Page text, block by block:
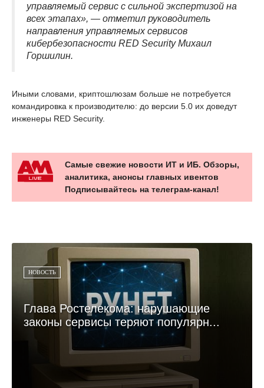
управляемый сервис с сильной экспертизой на
всех этапах», — отметил руководитель
направления управляемых сервисов
кибербезопасности RED Security Михаил
Горшилин.
Иными словами, криптошлюзам больше не потребуется
командировка к производителю: до версии 5.0 их доведут
инженеры RED Security.
Самые свежие новости ИТ и ИБ. Обзоры,
аналитика, анонсы главных ивентов
Подписывайтесь на телеграм-канал!
НОВОСТЬ
Глава Ростелекома: нарушающие
законы сервисы теряют популярн...